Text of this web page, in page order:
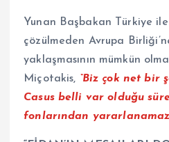
Yunan Başbakan Türkiye
çözülmeden Avrupa
yaklaşmasının mümkün
Miçotakis, “Biz çok net bir
Casus belli var olduğu
fonlarından